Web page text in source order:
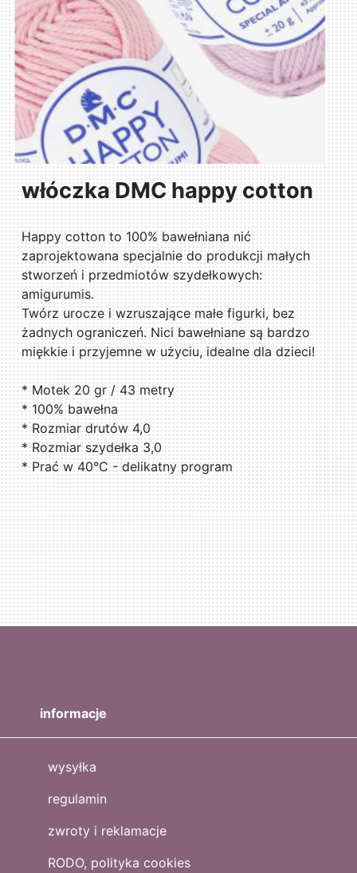
włóczka DMC happy cotton
Happy cotton to 100% bawełniana nić
zaprojektowana specjalnie do produkcji małych
stworzeń i przedmiotów szydełkowych:
amigurumis.
Twórz urocze i wzruszające małe figurki, bez
żadnych ograniczeń. Nici bawełniane są bardzo
miękkie i przyjemne w użyciu, idealne dla dzieci!
* Motek 20 gr / 43 metry
* 100% bawełna
* Rozmiar drutów 4,0
* Rozmiar szydełka 3,0
* Prać w 40°C - delikatny program
informacje
wysyłka
regulamin
zwroty i reklamacje
RODO, polityka cookies